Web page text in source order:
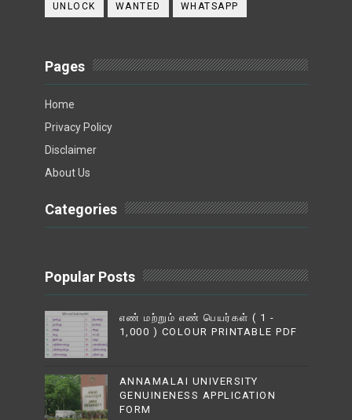
UNLOCK WANTED WHATSAPP
Pages
Home
Privacy Policy
Disclaimer
About Us
Categories
Popular Posts
எண் மற்றும் எண் பெயர்கள் ( 1 -
1,000 ) COLOUR PRINTABLE PDF
ANNAMALAI UNIVERSITY
GENUINENESS APPLICATION
FORM